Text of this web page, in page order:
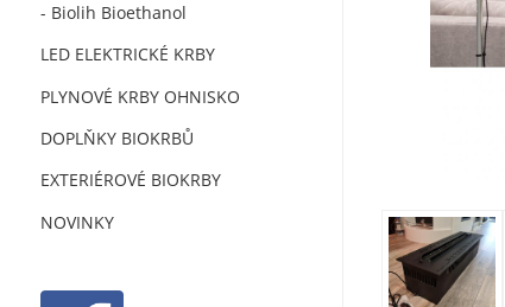
- Biolih Bioethanol
LED ELEKTRICKÉ KRBY
PLYNOVÉ KRBY OHNISKO
DOPLŇKY BIOKRBŮ
EXTERIÉROVÉ BIOKRBY
NOVINKY